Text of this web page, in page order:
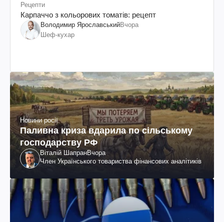
Рецепти
Карпаччо з кольорових томатів: рецепт
Володимир ЯрославськийВчора
Шеф-кухар
Новини росії
Паливна криза вдарила по сільському
господарству РФ
Віталій ШапранВчора
Член Українського товариства фінансових аналітиків